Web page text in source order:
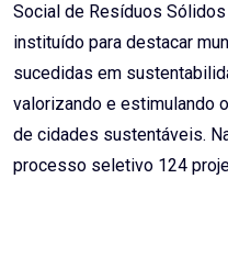
Social de Resíduos
instituído para destacar
sucedidas em
valorizando e estimulando
de cidades sustentáveis.
processo seletivo 124